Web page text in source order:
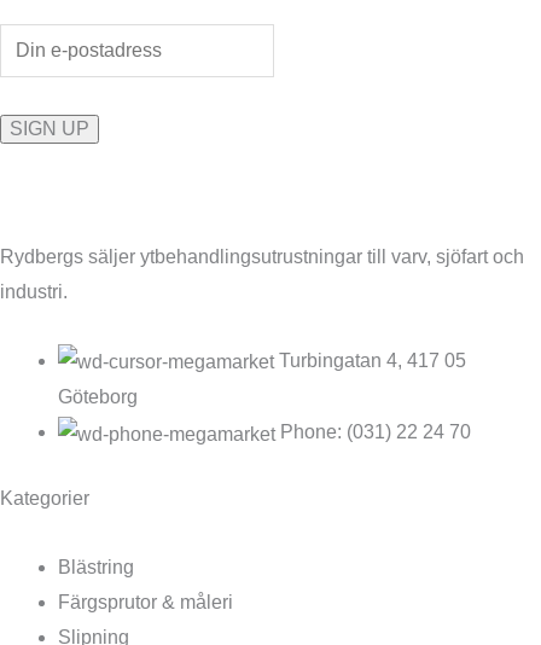
Rydbergs säljer ytbehandlingsutrustningar till varv, sjöfart och
industri.
Turbingatan 4, 417 05
Göteborg
Phone: (031) 22 24 70
Kategorier
Blästring
Färgsprutor & måleri
Slipning